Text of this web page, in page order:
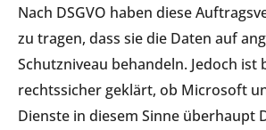
Nach DSGVO haben diese
zu tragen, dass sie die Daten auf
Schutzniveau behandeln. Jedoch ist
rechtssicher geklärt, ob Microsoft
Dienste in diesem Sinne überhaupt